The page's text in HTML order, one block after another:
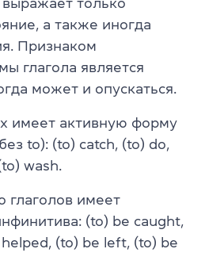
а также иногда
Признаком
глагола является
может и опускаться.
имеет активную форму
to): (to) catch, (to) do,
wash.
глаголов имеет
(to) be caught,
(to) be left, (to) be